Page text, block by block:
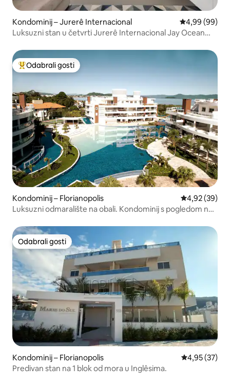
Kondominij – Jurerê Internacional Prosječna
4,99 (99)
Luksuzni stan u četvrti Jurerê Internacional Jay Ocean
Među najviše rangiranima s oznakom „Odabrali gosti”
Odabrali gosti
Kondominij – Florianopolis Prosječna
4,92 (39)
Luksuzni odmaralište na obali. Kondominij s pogledom na
Odabrali gosti
Odabrali gosti
Kondominij – Florianopolis Prosječna
4,95 (37)
Predivan stan na 1 blok od mora u Inglêsima.